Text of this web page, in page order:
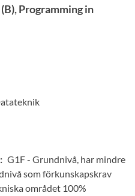
Programming in
G1F - Grundnivå, har mindre
som förkunskapskrav
området 100%